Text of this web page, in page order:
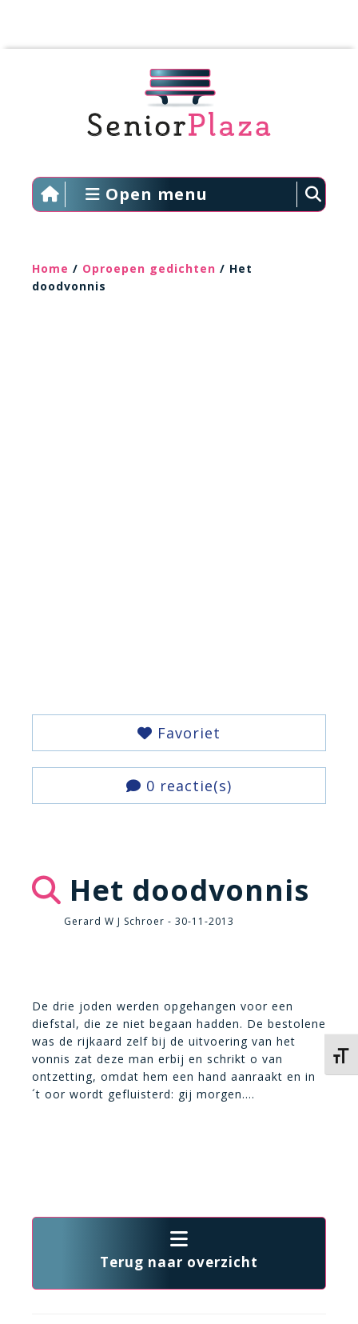
Open menu
Home / Oproepen gedichten / Het
doodvonnis
Favoriet
0 reactie(s)
Het doodvonnis
Gerard W J Schroer - 30-11-2013
De drie joden werden opgehangen voor een
diefstal, die ze niet begaan hadden. De bestolene
was de rijkaard zelf bij de uitvoering van het
vonnis zat deze man erbij en schrikt o van
ontzetting, omdat hem een hand aanraakt en in
´t oor wordt gefluisterd: gij morgen….
Terug naar overzicht